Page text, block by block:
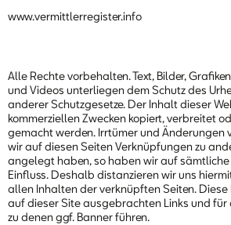
www.vermittlerregister.info
Alle Rechte vorbehalten. Text, Bilder,
und Videos unterliegen dem Schutz des
anderer Schutzgesetze. Der Inhalt dieser
kommerziellen Zwecken kopiert, verbreitet
gemacht werden. Irrtümer und Änderungen
wir auf diesen Seiten Verknüpfungen zu
angelegt haben, so haben wir auf sämtliche
Einfluss. Deshalb distanzieren wir uns
allen Inhalten der verknüpften Seiten.
auf dieser Site ausgebrachten Links und
zu denen ggf. Banner führen.